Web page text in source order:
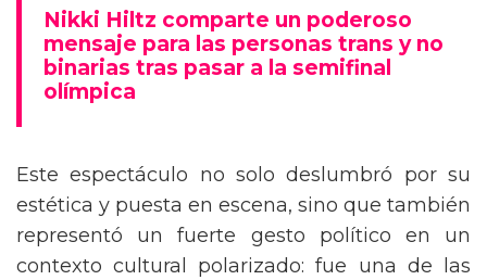
Nikki Hiltz comparte un poderoso
mensaje para las personas trans y no
binarias tras pasar a la semifinal
olímpica
Este espectáculo no solo deslumbró por su
estética y puesta en escena, sino que también
representó un fuerte gesto político en un
contexto cultural polarizado: fue una de las